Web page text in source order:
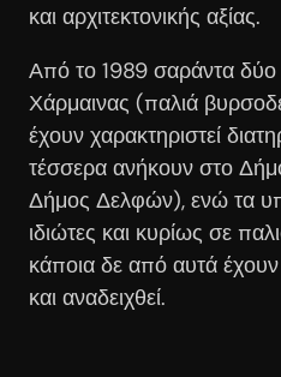
και αρχιτεκτονικής αξίας.
Από το 1989 σαράντα δύο
Χάρμαινας (παλιά
έχουν χαρακτηριστεί
τέσσερα ανήκουν στο
Δήμος Δελφών), ενώ τα
ιδιώτες και κυρίως σε
κάποια δε από αυτά
και αναδειχθεί.